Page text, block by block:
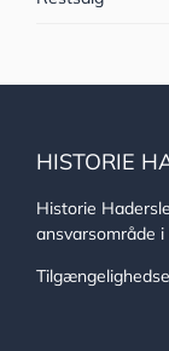
HISTORIE
Historie
ansvarsområde